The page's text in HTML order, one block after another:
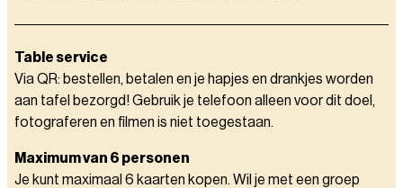
Table service
Via QR: bestellen, betalen en je hapjes en drankjes worden
aan tafel bezorgd! Gebruik je telefoon alleen voor dit doel,
fotograferen en filmen is niet toegestaan.
Maximum van 6 personen
Je kunt maximaal 6 kaarten kopen. Wil je met een groep